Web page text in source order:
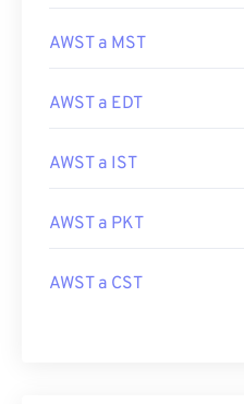
AWST a MST
AWST a EDT
AWST a IST
AWST a PKT
AWST a CST